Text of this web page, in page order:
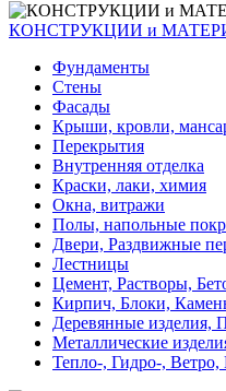
КОНСТРУКЦИИ и
Фундаменты
Стены
Фасады
Крыши, кровли,
Перекрытия
Внутренняя отделка
Краски, лаки, химия
Окна, витражи
Полы, напольные
Двери, Раздвижные
Лестницы
Цемент, Растворы,
Кирпич, Блоки,
Деревянные изделия,
Металлические
Тепло-, Гидро-, Ветро,